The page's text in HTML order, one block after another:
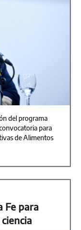
del programa
para
de Alimentos
Fe para